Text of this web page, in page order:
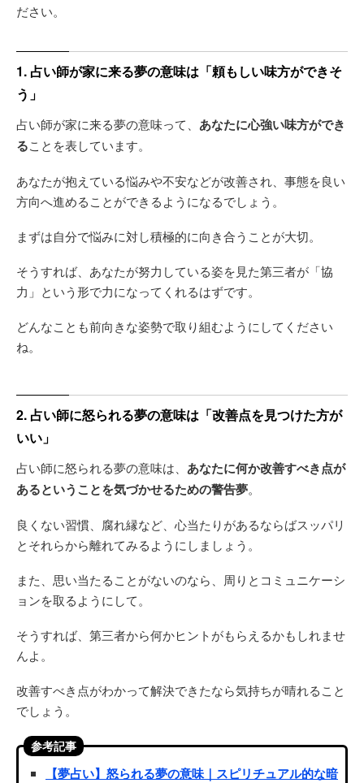
ださい。
1. 占い師が家に来る夢の意味は「頼もしい味方ができそ
う」
占い師が家に来る夢の意味って、 あなたに心強い味方ができ
ることを表しています。
あなたが抱えている悩みや不安などが改善され、事態を良い
方向へ進めることができるようになるでしょう。
まずは自分で悩みに対し積極的に向き合うことが大切。
そうすれば、あなたが努力している姿を見た第三者が「協
力」という形で力になってくれるはずです。
どんなことも前向きな姿勢で取り組むようにしてください
ね。
2. 占い師に怒られる夢の意味は「改善点を見つけた方が
いい」
占い師に怒られる夢の意味は、 あなたに何か改善すべき点が
あるということを気づかせるための警告夢。
良くない習慣、腐れ縁など、心当たりがあるならばスッパリ
とそれらから離れてみるようにしましょう。
また、思い当たることがないのなら、周りとコミュニケーシ
ョンを取るようにして。
そうすれば、第三者から何かヒントがもらえるかもしれませ
んよ。
改善すべき点がわかって解決できたなら気持ちが晴れること
でしょう。
参考記事
【夢占い】怒られる夢の意味｜スピリチュアル的な暗